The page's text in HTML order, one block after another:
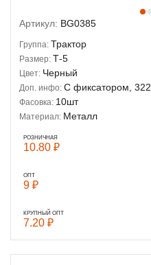
Артикул: BG0385
Группа: Трактор
Размер: Т-5
Цвет: Черный
Доп. инфо: С фиксатором, 322
Фасовка: 10шт
Материал: Металл
РОЗНИЧНАЯ
10.80 ₽
ОПТ
9 ₽
КРУПНЫЙ ОПТ
7.20 ₽